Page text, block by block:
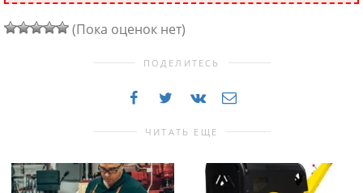
(Пока оценок нет)
ПОДЕЛИТЕСЬ
ЧИТАТЬ ЕЩЕ